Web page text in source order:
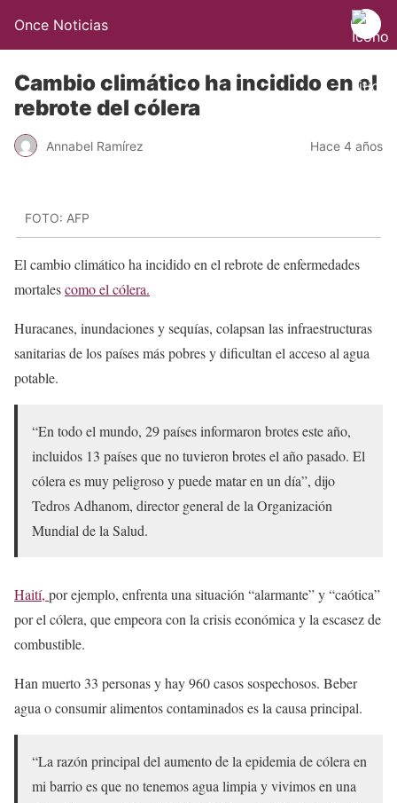
Once Noticias
Cambio climático ha incidido en el
rebrote del cólera
Annabel Ramírez Hace 4 años
FOTO: AFP
El cambio climático ha incidido en el rebrote de enfermedades
mortalescomo el cólera.
Huracanes, inundaciones y sequías, colapsan las infraestructuras
sanitarias de los países más pobres y dificultan el acceso al agua
potable.
“En todo el mundo, 29 países informaron brotes este año,
incluidos 13 países que no tuvieron brotes el año pasado. El
cólera es muy peligroso y puede matar en un día”, dijo
Tedros Adhanom, director general de la Organización
Mundial de la Salud.
Haití, por ejemplo, enfrenta una situación “alarmante” y “caótica”
por el cólera, que empeora con la crisis económica y la escasez de
combustible.
Han muerto 33 personas y hay 960 casos sospechosos. Beber
agua o consumir alimentos contaminados es la causa principal.
“La razón principal del aumento de la epidemia de cólera en
mi barrio es que no tenemos agua limpia y vivimos en una